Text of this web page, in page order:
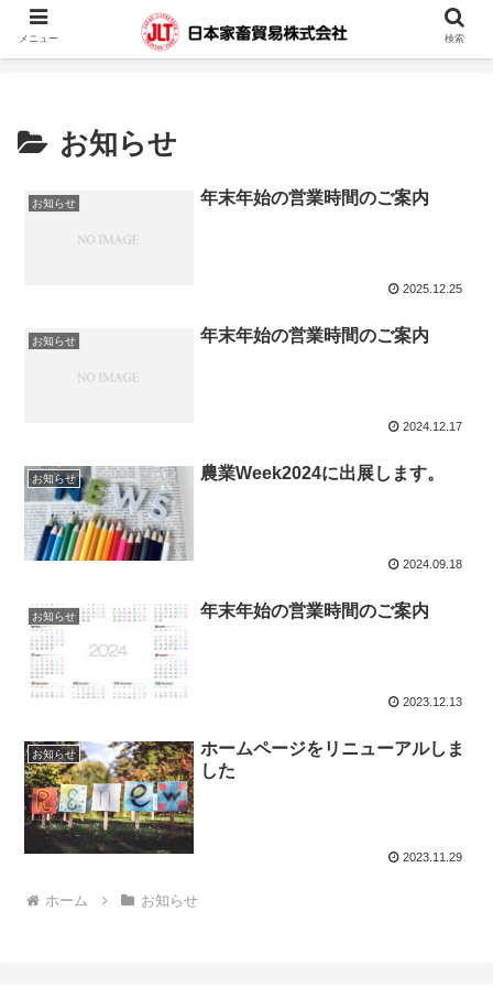
蓄電池・堆肥撹拌機・凍結精液・人工授精器具・カウハッチなどの輸入販売を
行っています。
お知らせ
お知らせ 年末年始の営業時間のご案内
2025.12.25
お知らせ 年末年始の営業時間のご案内
2024.12.17
お知らせ 農業Week2024に出展します。
2024.09.18
お知らせ 年末年始の営業時間のご案内
2023.12.13
お知らせ
ホームページをリニューアルしま
した
2023.11.29
ホーム お知らせ
メニュー 検索